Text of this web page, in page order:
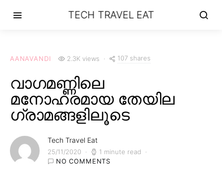
TECH TRAVEL EAT
AANAVANDI 2.3K views 107 shares
വാഗമണ്ണിലെ
മനോഹരമായ തേയില
ഗ്രാമങ്ങളിലൂടെ
Tech Travel Eat
25/11/2020
1 minute read
NO COMMENTS